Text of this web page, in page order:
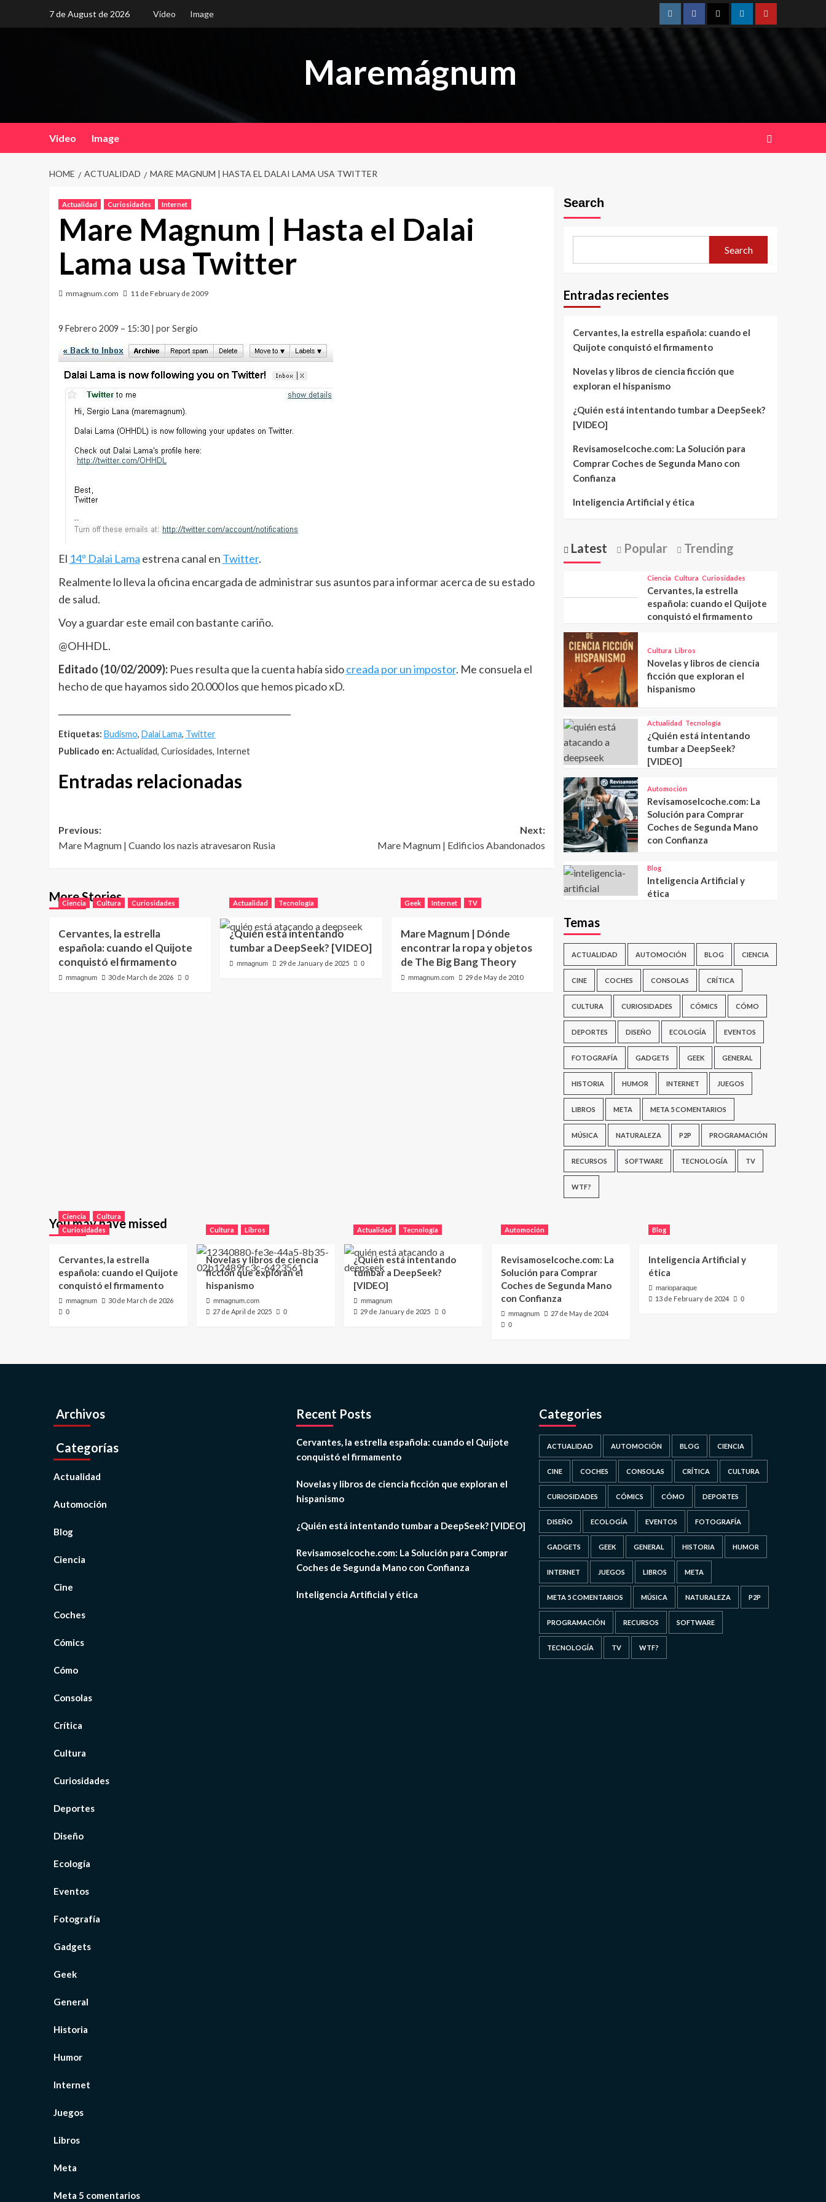
7 de August de 2026 Video Image
InstagramFacebookTwitterLinkedinYoutube
Maremágnum
Video Image
HOME ACTUALIDAD MARE MAGNUM | HASTA EL DALAI LAMA USA TWITTER
Actualidad Curiosidades Internet
Mare Magnum | Hasta el Dalai
Lama usa Twitter
mmagnum.com 11 de February de 2009
9 Febrero 2009 – 15:30 | por Sergio
El 14º Dalai Lama estrena canal en Twitter.
Realmente lo lleva la oficina encargada de administrar sus asuntos para informar acerca de su estado
de salud.
Voy a guardar este email con bastante cariño.
@OHHDL.
Editado (10/02/2009):Pues resulta que la cuenta había sidocreada por un impostor. Me consuela el
hecho de que hayamos sido 20.000 los que hemos picado xD.
Etiquetas: Budismo, Dalai Lama, Twitter
Publicado en: Actualidad, Curiosidades, Internet
Entradas relacionadas
Post
navigation
Previous:
Mare Magnum | Cuando los nazis atravesaron Rusia
Next:
Mare Magnum | Edificios Abandonados
More Stories
Ciencia Cultura Curiosidades
Cervantes, la estrella
española: cuando el Quijote
conquistó el firmamento
mmagnum 30 de March de 2026 0
Actualidad Tecnología
¿Quién está intentando
tumbar a DeepSeek? [VIDEO]
mmagnum 29 de January de 2025 0
Geek Internet TV
Mare Magnum | Dónde
encontrar la ropa y objetos
de The Big Bang Theory
mmagnum.com 29 de May de 2010
Search
Search
Entradas recientes
Cervantes, la estrella española: cuando el
Quijote conquistó el firmamento
Novelas y libros de ciencia ficción que
exploran el hispanismo
¿Quién está intentando tumbar a DeepSeek?
[VIDEO]
Revisamoselcoche.com: La Solución para
Comprar Coches de Segunda Mano con
Confianza
Inteligencia Artificial y ética
Latest Popular Trending
Ciencia Cultura Curiosidades
Cervantes, la estrella
española: cuando el Quijote
conquistó el firmamento
Cultura Libros
Novelas y libros de ciencia
ficción que exploran el
hispanismo
Actualidad Tecnología
¿Quién está intentando
tumbar a DeepSeek?
[VIDEO]
Automoción
Revisamoselcoche.com: La
Solución para Comprar
Coches de Segunda Mano
con Confianza
Blog
Inteligencia Artificial y
ética
Temas
ACTUALIDAD AUTOMOCIÓN BLOG CIENCIA
CINE COCHES CONSOLAS CRÍTICA
CULTURA CURIOSIDADES CÓMICS CÓMO
DEPORTES DISEÑO ECOLOGÍA EVENTOS
FOTOGRAFÍA GADGETS GEEK GENERAL
HISTORIA HUMOR INTERNET JUEGOS
LIBROS META META 5 COMENTARIOS
MÚSICA NATURALEZA P2P PROGRAMACIÓN
RECURSOS SOFTWARE TECNOLOGÍA TV
WTF?
You may have missed
Ciencia
Cultura
Curiosidades
Cervantes, la estrella
española: cuando el Quijote
conquistó el firmamento
mmagnum 30 de March de 2026
0
Cultura Libros
Novelas y libros de ciencia
ficción que exploran el
hispanismo
mmagnum.com
27 de April de 2025 0
Actualidad Tecnología
¿Quién está intentando
tumbar a DeepSeek?
[VIDEO]
mmagnum
29 de January de 2025 0
Automoción
Revisamoselcoche.com: La
Solución para Comprar
Coches de Segunda Mano
con Confianza
mmagnum 27 de May de 2024
0
Blog
Inteligencia Artificial y
ética
marioparaque
13 de February de 2024 0
Archivos
Categorías
Actualidad
Automoción
Blog
Ciencia
Cine
Coches
Cómics
Cómo
Consolas
Crítica
Cultura
Curiosidades
Deportes
Diseño
Ecología
Eventos
Fotografía
Gadgets
Geek
General
Historia
Humor
Internet
Juegos
Libros
Meta
Meta 5 comentarios
Recent Posts
Cervantes, la estrella española: cuando el Quijote
conquistó el firmamento
Novelas y libros de ciencia ficción que exploran el
hispanismo
¿Quién está intentando tumbar a DeepSeek? [VIDEO]
Revisamoselcoche.com: La Solución para Comprar
Coches de Segunda Mano con Confianza
Inteligencia Artificial y ética
Categories
ACTUALIDAD AUTOMOCIÓN BLOG CIENCIA
CINE COCHES CONSOLAS CRÍTICA CULTURA
CURIOSIDADES CÓMICS CÓMO DEPORTES
DISEÑO ECOLOGÍA EVENTOS FOTOGRAFÍA
GADGETS GEEK GENERAL HISTORIA HUMOR
INTERNET JUEGOS LIBROS META
META 5 COMENTARIOS MÚSICA NATURALEZA P2P
PROGRAMACIÓN RECURSOS SOFTWARE
TECNOLOGÍA TV WTF?